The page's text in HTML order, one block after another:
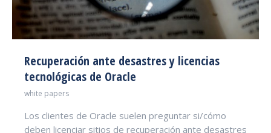
Recuperación ante desastres y licencias
tecnológicas de Oracle
white papers
Los clientes de Oracle suelen preguntar si/cómo
deben licenciar sitios de recuperación ante desastres